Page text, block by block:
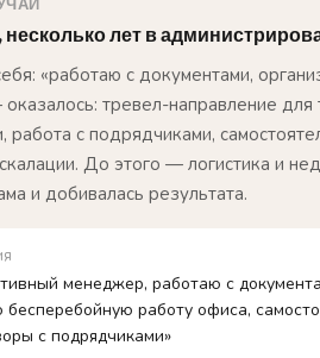
несколько лет в
«работаю с документами,
тревел-направление
работа с подрядчиками,
До этого — логистика и
и добивалась результата.
менеджер, работаю с
бесперебойную работу офиса,
с подрядчиками»